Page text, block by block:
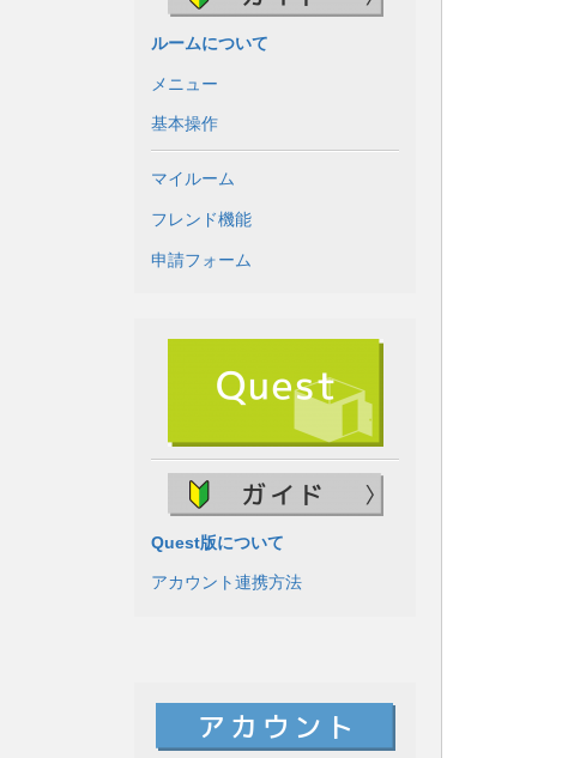
ルームについて
メニュー
基本操作
マイルーム
フレンド機能
申請フォーム
Quest版について
アカウント連携方法